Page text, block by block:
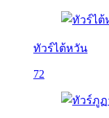
ทัวร์ไต้หวัน
72